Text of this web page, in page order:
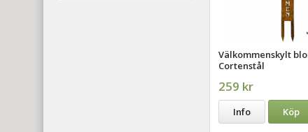
Välkommenskylt
Cortenstål
259 kr
Info Köp